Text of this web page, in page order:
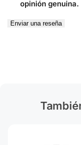
opinión genuina.
Enviar una reseña